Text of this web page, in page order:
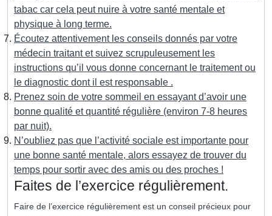
tabac car cela peut nuire à votre santé mentale et
physique à long terme.
Écoutez attentivement les conseils donnés par votre
médecin traitant et suivez scrupuleusement les
instructions qu’il vous donne concernant le traitement ou
le diagnostic dont il est responsable .
Prenez soin de votre sommeil en essayant d’avoir une
bonne qualité et quantité régulière (environ 7-8 heures
par nuit).
N’oubliez pas que l’activité sociale est importante pour
une bonne santé mentale, alors essayez de trouver du
temps pour sortir avec des amis ou des proches !
Faites de l’exercice régulièrement.
Faire de l’exercice régulièrement est un conseil précieux pour